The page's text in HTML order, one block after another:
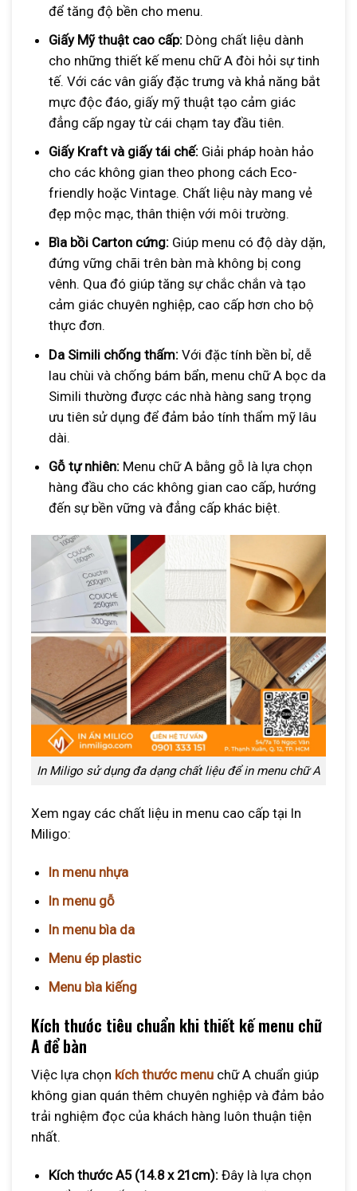
để tăng độ bền cho menu.
Giấy Mỹ thuật cao cấp: Dòng chất liệu dành
cho những thiết kế menu chữ A đòi hỏi sự tinh
tế. Với các vân giấy đặc trưng và khả năng bắt
mực độc đáo, giấy mỹ thuật tạo cảm giác
đẳng cấp ngay từ cái chạm tay đầu tiên.
Giấy Kraft và giấy tái chế:Giải pháp hoàn hảo
cho các không gian theo phong cách Eco-
friendly hoặc Vintage. Chất liệu này mang vẻ
đẹp mộc mạc, thân thiện với môi trường.
Bìa bồi Carton cứng:Giúp menu có độ dày dặn,
đứng vững chãi trên bàn mà không bị cong
vênh. Qua đó giúp tăng sự chắc chắn và tạo
cảm giác chuyên nghiệp, cao cấp hơn cho bộ
thực đơn.
Da Simili chống thấm: Với đặc tính bền bỉ, dễ
lau chùi và chống bám bẩn, menu chữ A bọc da
Simili thường được các nhà hàng sang trọng
ưu tiên sử dụng để đảm bảo tính thẩm mỹ lâu
dài.
Gỗ tự nhiên:Menu chữ A bằng gỗ là lựa chọn
hàng đầu cho các không gian cao cấp, hướng
đến sự bền vững và đẳng cấp khác biệt.
In Miligo sử dụng đa dạng chất liệu để in menu chữ A
Xem ngay các chất liệu in menu cao cấp tại In
Miligo:
In menu nhựa
In menu gỗ
In menu bìa da
Menu ép plastic
Menu bìa kiếng
Kích thước tiêu chuẩn khi thiết kế menu chữ
A để bàn
Việc lựa chọn kích thước menu chữ A chuẩn giúp
không gian quán thêm chuyên nghiệp và đảm bảo
trải nghiệm đọc của khách hàng luôn thuận tiện
nhất.
Kích thước A5 (14.8 x 21cm): Đây là lựa chọn